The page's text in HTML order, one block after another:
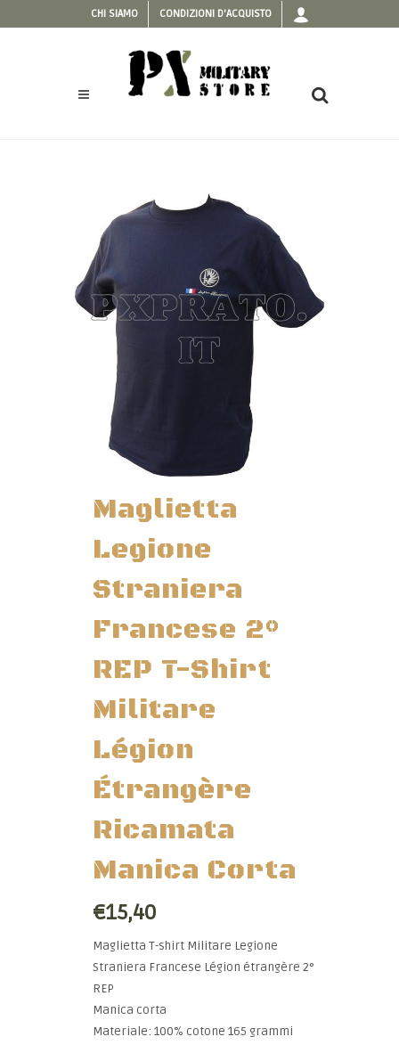
CHI SIAMO CONDIZIONI D'ACQUISTO
Maglietta
Legione
Straniera
Francese 2°
REP T-Shirt
Militare
Légion
Étrangère
Ricamata
Manica Corta
€15,40
Maglietta T-shirt Militare Legione
Straniera Francese Légion étrangère 2°
REP
Manica corta
Materiale: 100% cotone 165 grammi